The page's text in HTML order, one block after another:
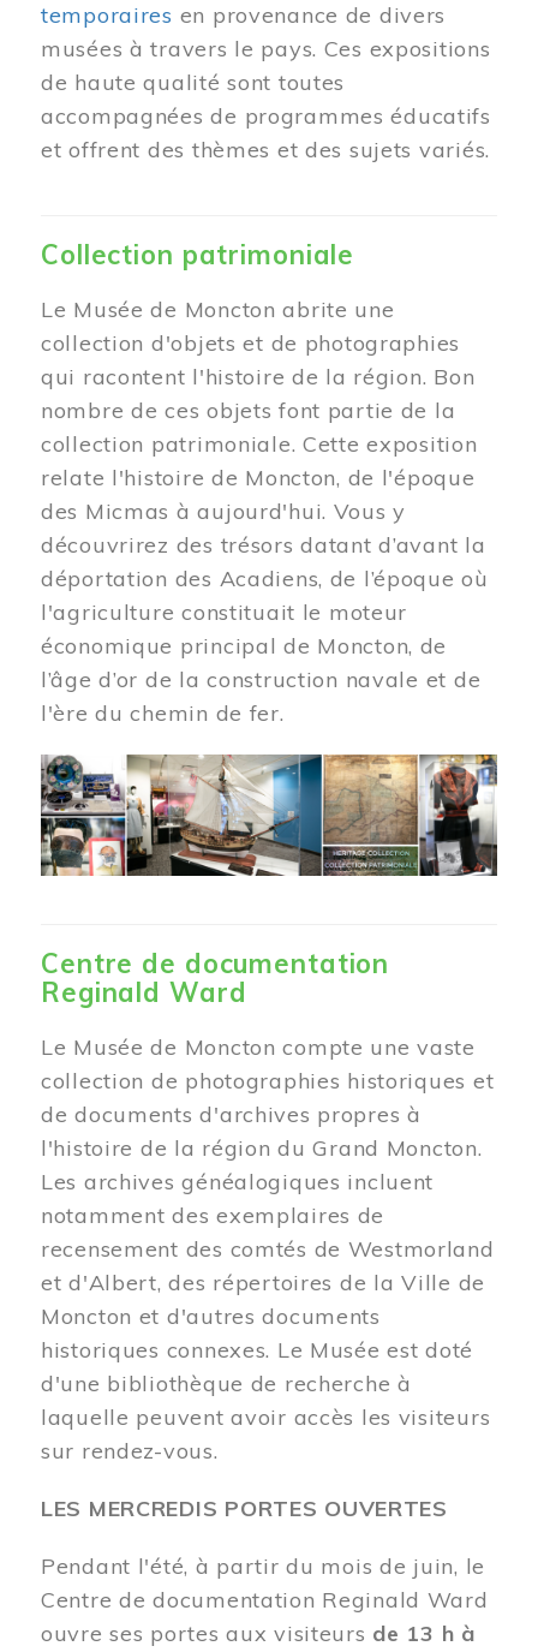
temporaires en provenance de divers
musées à travers le pays. Ces expositions
de haute qualité sont toutes
accompagnées de programmes éducatifs
et offrent des thèmes et des sujets variés.
Collection patrimoniale
Le Musée de Moncton abrite une
collection d'objets et de photographies
qui racontent l'histoire de la région. Bon
nombre de ces objets font partie de la
collection patrimoniale. Cette exposition
relate l'histoire de Moncton, de l'époque
des Micmas à aujourd'hui. Vous y
découvrirez des trésors datant d’avant la
déportation des Acadiens, de l’époque où
l'agriculture constituait le moteur
économique principal de Moncton, de
l’âge d’or de la construction navale et de
l'ère du chemin de fer.
Centre de documentation
Reginald Ward
Le Musée de Moncton compte une vaste
collection de photographies historiques et
de documents d'archives propres à
l'histoire de la région du Grand Moncton.
Les archives généalogiques incluent
notamment des exemplaires de
recensement des comtés de Westmorland
et d'Albert, des répertoires de la Ville de
Moncton et d'autres documents
historiques connexes. Le Musée est doté
d'une bibliothèque de recherche à
laquelle peuvent avoir accès les visiteurs
sur rendez-vous.
LES MERCREDIS PORTES OUVERTES
Pendant l'été, à partir du mois de juin, le
Centre de documentation Reginald Ward
ouvre ses portes aux visiteurs de 13 h à